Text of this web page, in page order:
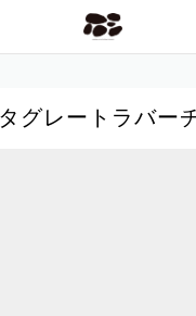
グレートラバー